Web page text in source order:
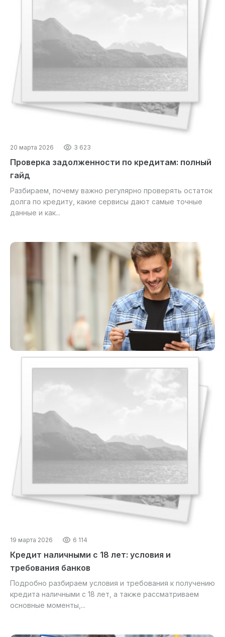
20 марта 2026 3 623
Проверка задолженности по кредитам: полный
гайд
Разбираем, почему важно регулярно проверять остаток
долга по кредиту, какие сервисы дают самые точные
данные и как...
19 марта 2026 6 114
Кредит наличными с 18 лет: условия и
требования банков
Подробно разбираем условия и требования к получению
кредита наличными с 18 лет, а также рассматриваем
основные моменты,...